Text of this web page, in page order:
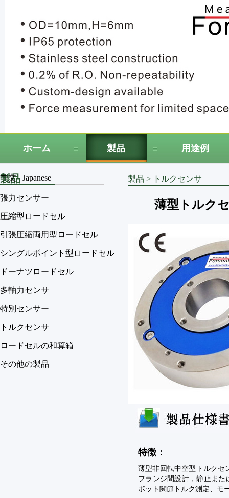
ホーム 製品 用途例
中文 Japanese
製品
張力センサー
圧縮型ロードセル
引張圧縮両用型ロードセル
シングルポイント型ロードセル
ドーナツロードセル
多軸力センサ
特別センサー
トルクセンサ
ロードセルの和算箱
その他の製品
製品 > トルクセンサ
薄型トルク
特徴：
薄型非回転中空型トルクセ
フランジ間設計，静止ま
ボット関節トルク測定、モ